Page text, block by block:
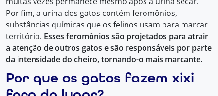
Por fim, a urina dos gatos contém feromônios,
substâncias químicas que os felinos usam para marcar
território. Esses feromônios são projetados para atrair
a atenção de outros gatos e são responsáveis por parte
da intensidade do cheiro, tornando-o mais marcante.
Por que os gatos fazem xixi